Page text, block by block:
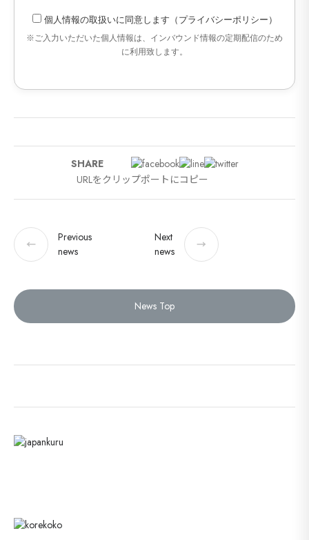
個人情報の取扱いに同意します（ プライバシーポリシー ）
※ご入力いただいた個人情報は、インバウンド情報の定期配信のため
に利用致します。
SHARE
URLをクリップポートにコピー
←
Previous
news
News Top
Next
news
→